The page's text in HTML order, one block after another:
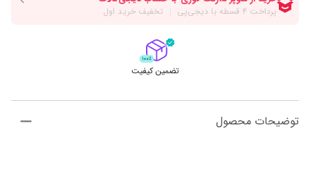
تضمین کیفیت
توضیحات محصول